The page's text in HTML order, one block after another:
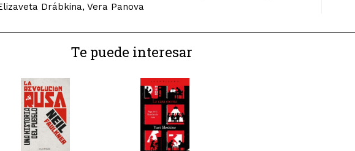
Drábkina, Vera Panova
Te puede interesar